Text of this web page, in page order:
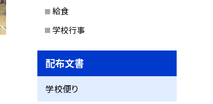
給食
学校行事
配布文書
学校便り